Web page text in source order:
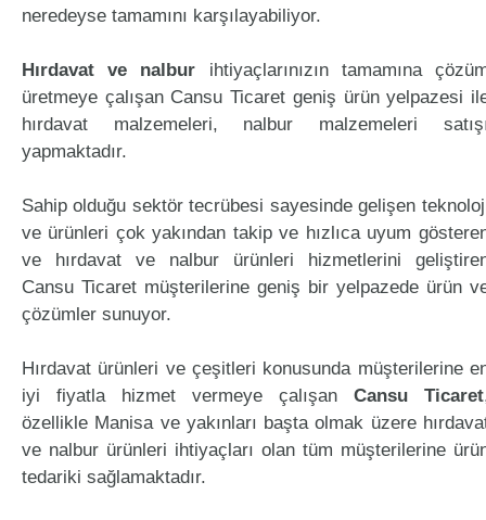
neredeyse tamamını karşılayabiliyor.
Hırdavat ve nalbur ihtiyaçlarınızın tamamına
üretmeye çalışan Cansu Ticaret geniş ürün yelpazesi
hırdavat malzemeleri, nalbur malzemeleri
yapmaktadır.
Sahip olduğu sektör tecrübesi sayesinde gelişen
ve ürünleri çok yakından takip ve hızlıca uyum
ve hırdavat ve nalbur ürünleri hizmetlerini
Cansu Ticaret müşterilerine geniş bir yelpazede ürün
çözümler sunuyor.
Hırdavat ürünleri ve çeşitleri konusunda müşterilerine
iyi fiyatla hizmet vermeye çalışan Cansu Ticaret
özellikle Manisa ve yakınları başta olmak üzere
ve nalbur ürünleri ihtiyaçları olan tüm müşterilerine
tedariki sağlamaktadır.